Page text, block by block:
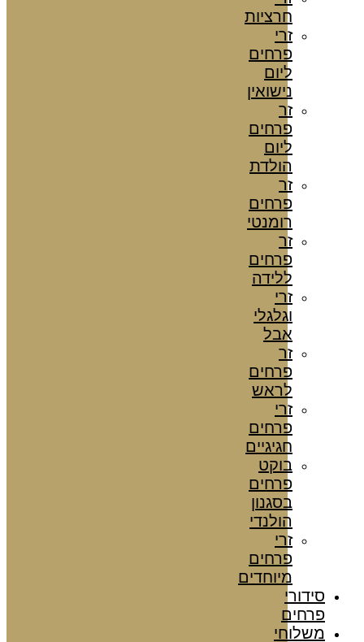
חרציות
זרי
פרחים
ליום
נישואין
זר
פרחים
ליום
הולדת
זר
פרחים
רומנטי
זר
פרחים
ללידה
זרי
וגלגלי
אבל
זר
פרחים
לראש
זרי
פרחים
חגיגיים
בוקט
פרחים
בסגנון
הולנדי
זרי
פרחים
מיוחדים
סידורי
פרחים
משלוחי